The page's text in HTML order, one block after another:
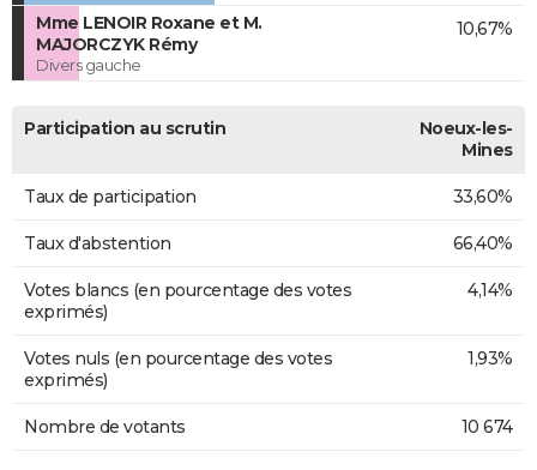
Mme LENOIR Roxane et M.
MAJORCZYK Rémy
Divers gauche
10,67%
Participation au scrutin
Noeux-les-
Mines
Taux de participation 33,60%
Taux d'abstention 66,40%
Votes blancs (en pourcentage des votes
exprimés)
4,14%
Votes nuls (en pourcentage des votes
exprimés)
1,93%
Nombre de votants 10 674